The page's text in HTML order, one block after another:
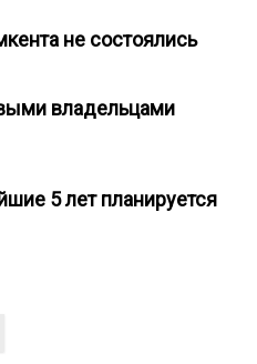
не состоялись
владельцами
5 лет планируется